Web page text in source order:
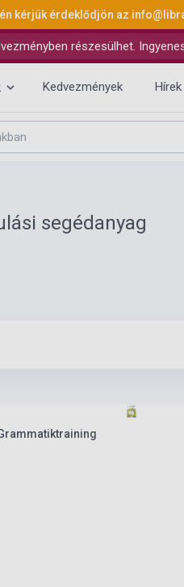
kérjük érdeklődjön az
részesülhet.
Kedvezmények Hírek
segédanyag